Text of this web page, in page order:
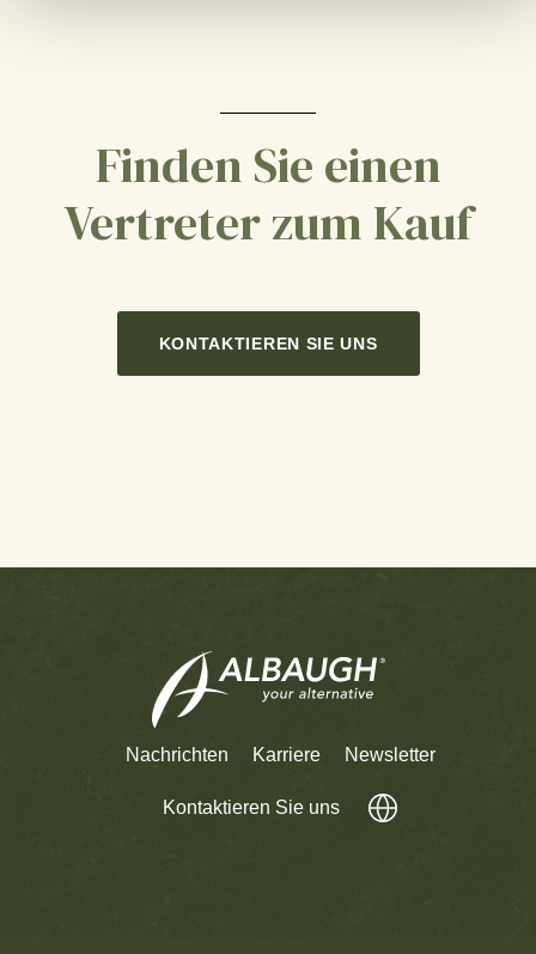
Finden Sie einen
Vertreter zum Kauf
KONTAKTIEREN SIE UNS
Nachrichten Karriere Newsletter
Kontaktieren Sie uns